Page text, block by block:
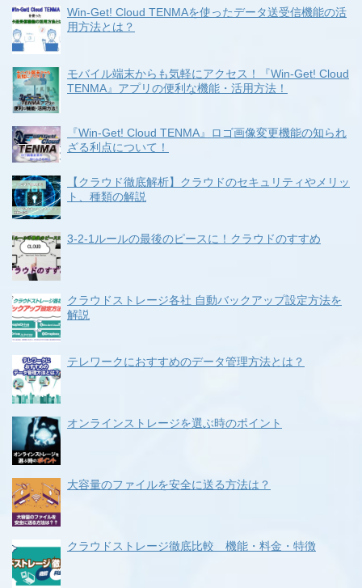
Win-Get! Cloud TENMAを使ったデータ送受信機能の活
用方法とは？
モバイル端末からも気軽にアクセス！『Win-Get! Cloud
TENMA』アプリの便利な機能・活用方法！
『Win-Get! Cloud TENMA』ロゴ画像変更機能の知られ
ざる利点について！
【クラウド徹底解析】クラウドのセキュリティやメリッ
ト、種類の解説
3-2-1ルールの最後のピースに！クラウドのすすめ
クラウドストレージ各社 自動バックアップ設定方法を
解説
テレワークにおすすめのデータ管理方法とは？
オンラインストレージを選ぶ時のポイント
大容量のファイルを安全に送る方法は？
クラウドストレージ徹底比較 機能・料金・特徴